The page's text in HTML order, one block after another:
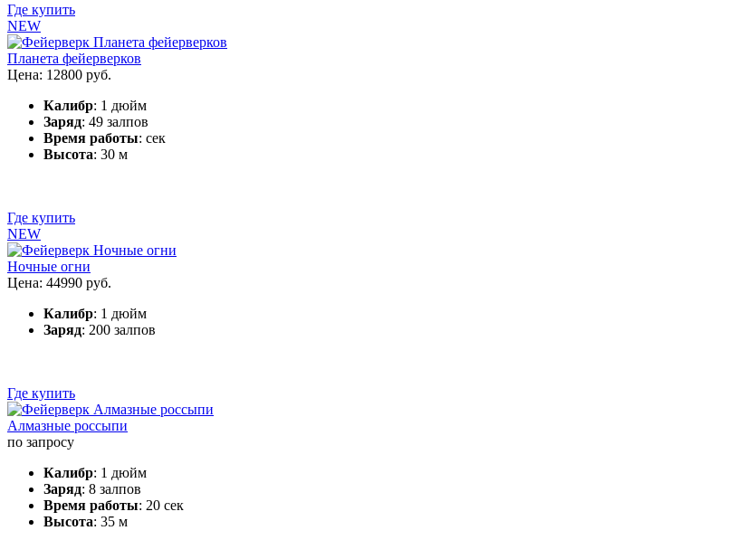
Где купить
NEW
Планета фейерверков
Цена: 12800 руб.
Калибр: 1 дюйм
Заряд: 49 залпов
Время работы: сек
Высота: 30 м
Где купить
NEW
Ночные огни
Цена: 44990 руб.
Калибр: 1 дюйм
Заряд: 200 залпов
Где купить
Алмазные россыпи
по запросу
Калибр: 1 дюйм
Заряд: 8 залпов
Время работы: 20 сек
Высота: 35 м